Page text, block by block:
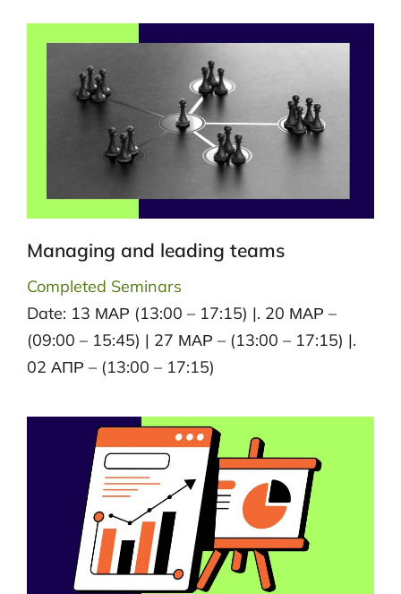
Managing and leading teams
Completed Seminars
Date: 13 ΜΑΡ (13:00 – 17:15) |. 20 ΜΑΡ –
(09:00 – 15:45) | 27 ΜΑΡ – (13:00 – 17:15) |.
02 ΑΠΡ – (13:00 – 17:15)